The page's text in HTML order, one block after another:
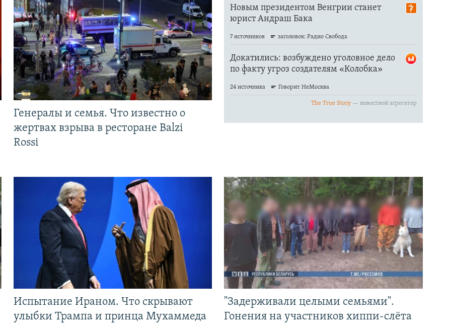
Генералы и семья. Что известно о
жертвах взрыва в ресторане Balzi
Rossi
Испытание Ираном. Что скрывают
улыбки Трампа и принца Мухаммеда
"Задерживали целыми семьями".
Гонения на участников хиппи-слёта